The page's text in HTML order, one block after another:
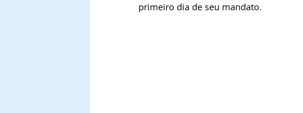
primeiro dia de seu mandato.